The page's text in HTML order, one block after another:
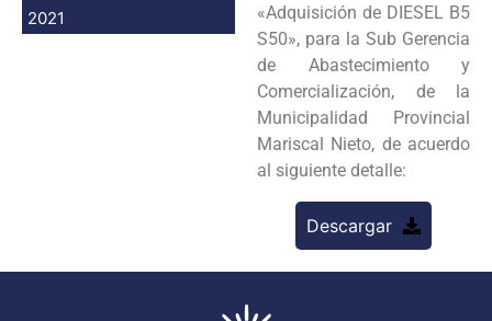
2021
«Adquisición de DIESEL B5
S50», para la Sub Gerencia
de Abastecimiento y
Comercialización, de la
Municipalidad Provincial
Mariscal Nieto, de acuerdo
al siguiente detalle:
Descargar